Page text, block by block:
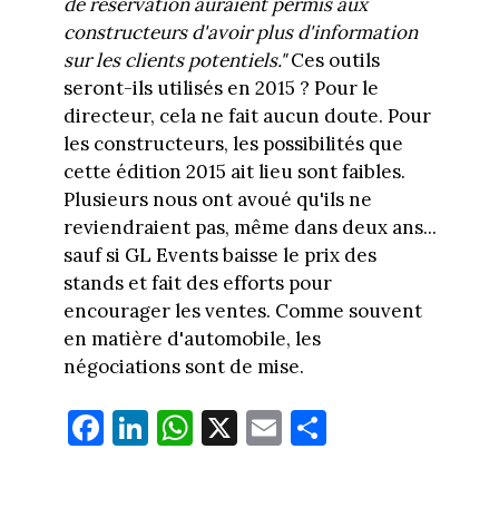
constructeurs d'avoir plus d'information
sur les clients potentiels."Ces outils
seront-ils utilisés en 2015 ? Pour le
directeur, cela ne fait aucun doute. Pour
les constructeurs, les possibilités que
cette édition 2015 ait lieu sont faibles.
Plusieurs nous ont avoué qu'ils ne
reviendraient pas, même dans deux ans...
sauf si GL Events baisse le prix des
stands et fait des efforts pour
encourager les ventes. Comme souvent
en matière d'automobile, les
négociations sont de mise.
Fa
ce
Li
nk
W
ha
X E
m
Pa
rt